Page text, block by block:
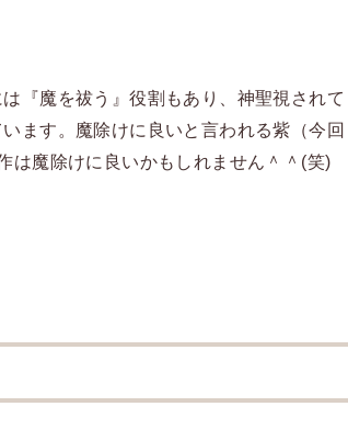
『魔を祓う』役割もあり、神聖視されて
ます。魔除けに良いと言われる紫（今回
は魔除けに良いかもしれません＾＾(笑)